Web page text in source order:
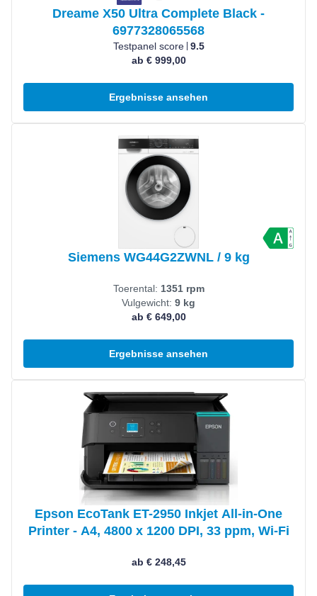
Dreame X50 Ultra Complete Black -
6977328065568
Testpanel score 9.5
ab € 999,00
Ergebnisse ansehen
Siemens WG44G2ZWNL / 9 kg
Toerental: 1351 rpm
Vulgewicht: 9 kg
ab € 649,00
Ergebnisse ansehen
Epson EcoTank ET-2950 Inkjet All-in-One
Printer - A4, 4800 x 1200 DPI, 33 ppm, Wi-Fi
ab € 248,45